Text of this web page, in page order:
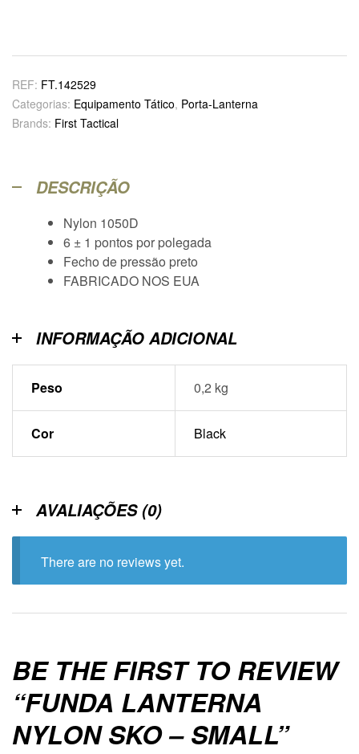
REF: FT.142529
Categorias: Equipamento Tático, Porta-Lanterna
Brands: First Tactical
DESCRIÇÃO
Nylon 1050D
6 ± 1 pontos por polegada
Fecho de pressão preto
FABRICADO NOS EUA
INFORMAÇÃO ADICIONAL
Peso 0,2 kg
Cor Black
AVALIAÇÕES (0)
There are no reviews yet.
BE THE FIRST TO REVIEW
“FUNDA LANTERNA
NYLON SKO – SMALL”